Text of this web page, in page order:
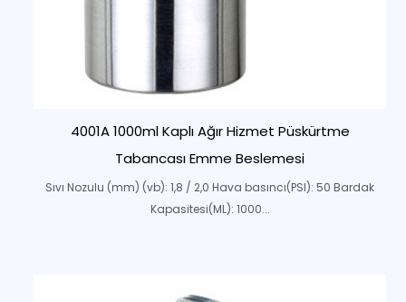
4001A 1000ml Kaplı Ağır Hizmet Püskürtme
Tabancası Emme Beslemesi
Sıvı Nozulu (mm) (vb): 1,8 / 2,0 Hava basıncı(PSI): 50 Bardak
Kapasitesi(ML): 1000...